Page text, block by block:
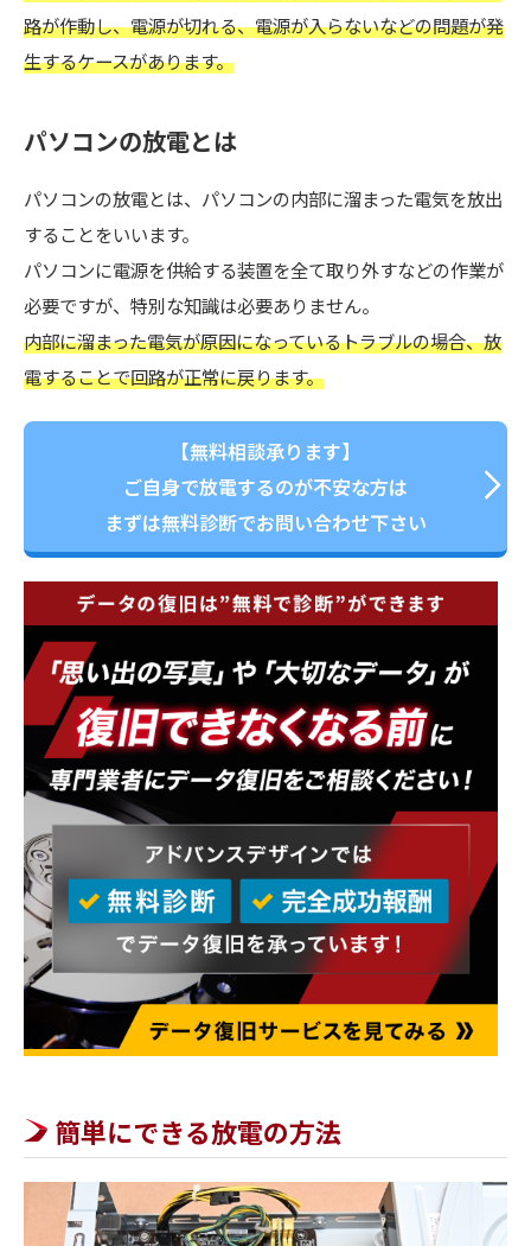
路が作動し、電源が切れる、電源が入らないなどの問題が発
生するケースがあります。
パソコンの放電とは
パソコンの放電とは、パソコンの内部に溜まった電気を放出
することをいいます。
パソコンに電源を供給する装置を全て取り外すなどの作業が
必要ですが、特別な知識は必要ありません。
内部に溜まった電気が原因になっているトラブルの場合、放
電することで回路が正常に戻ります。
【無料相談承ります】
ご自身で放電するのが不安な方は
まずは無料診断でお問い合わせ下さい
簡単にできる放電の方法